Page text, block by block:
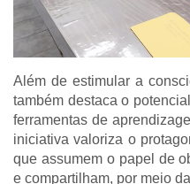
Além de estimular a
também destaca o
ferramentas de
iniciativa valoriza o
que assumem o papel de
e compartilham, por meio